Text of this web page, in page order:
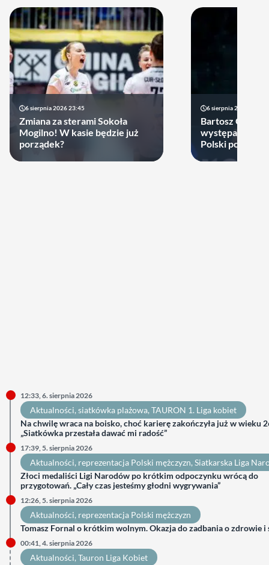
6 sierpnia 2026 23:45
Zmiana za sterami Sokoła
Mogilno! W kasie będzie już
porządek?
6 sierpnia 2026 17:40
Bartosz
występach w
Polski podjął
12:33, 6. sierpnia 2026
Aktualności, siatkówka plażowa, TAURON 1. Liga kobiet
Na chwilę wraca na boisko, choć karierę zakończyła już w wieku
„Siatkówka przestała dawać mi radość”
17:39, 5. sierpnia 2026
Aktualności, reprezentacja Polski mężczyzn, Siatkarska Liga
Złoci medaliści Ligi Narodów po krótkim odpoczynku wrócą do
przygotowań. „Cały czas jesteśmy głodni wygrywania”
12:26, 5. sierpnia 2026
Aktualności, reprezentacja Polski mężczyzn
Tomasz Fornal o krótkim wolnym. Okazja do zadbania o zdrowie i
00:41, 4. sierpnia 2026
Aktualności, Tauron Liga Kobiet